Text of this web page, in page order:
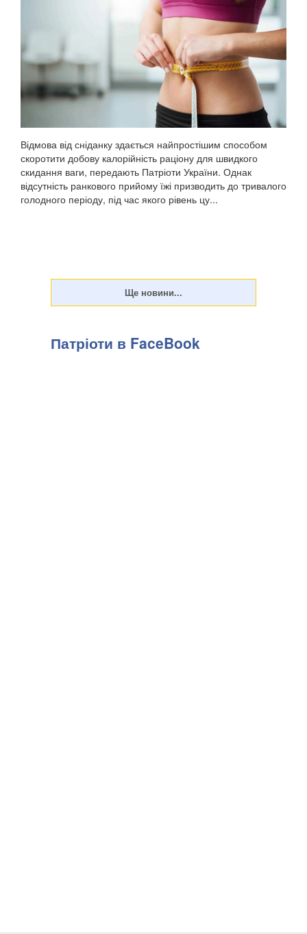
Відмова від сніданку здається найпростішим способом
скоротити добову калорійність раціону для швидкого
скидання ваги, передають Патріоти України. Однак
відсутність ранкового прийому їжі призводить до тривалого
голодного періоду, під час якого рівень цу...
Патріоти в FaceBook